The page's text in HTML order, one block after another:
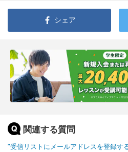
シェア
関連する質問
“受信リストにメールアドレスを登録す